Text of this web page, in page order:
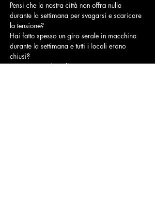
Pensi che la nostra città non offra nulla
durante la settimana per svagarsi e scaricare
la tensione?
Hai fatto spesso un giro serale in macchina
durante la settimana e tutti i locali erano
chiusi?
Sei convinto che nella nostra zona ci si possa